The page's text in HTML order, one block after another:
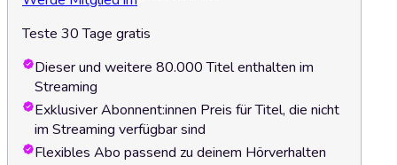
Teste 30 Tage gratis
Dieser und weitere 80.000 Titel enthalten im
Streaming
Exklusiver Abonnent:innen Preis für Titel, die nicht
im Streaming verfügbar sind
Flexibles Abo passend zu deinem Hörverhalten